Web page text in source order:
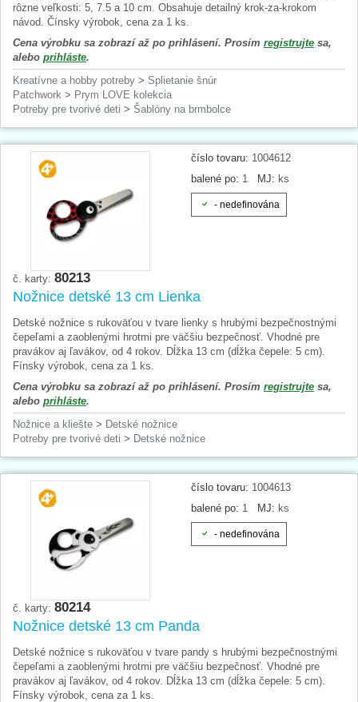
rôzne veľkosti: 5, 7.5 a 10 cm. Obsahuje detailný krok-za-krokom
návod. Čínsky výrobok, cena za 1 ks.
Cena výrobku sa zobrazí až po prihlásení. Prosím registrujte sa,
alebo prihláste.
Kreatívne a hobby potreby > Splietanie šnúr
Patchwork > Prym LOVE kolekcia
Potreby pre tvorivé deti > Šablóny na brmbolce
číslo tovaru: 1004612
balené po: 1 MJ: ks
- nedefinována
č. karty: 80213
Nožnice detské 13 cm Lienka
Detské nožnice s rukoväťou v tvare lienky s hrubými bezpečnostnými
čepeľami a zaoblenými hrotmi pre väčšiu bezpečnosť. Vhodné pre
pravákov aj ľavákov, od 4 rokov. Dĺžka 13 cm (dĺžka čepele: 5 cm).
Fínsky výrobok, cena za 1 ks.
Cena výrobku sa zobrazí až po prihlásení. Prosím registrujte sa,
alebo prihláste.
Nožnice a kliešte > Detské nožnice
Potreby pre tvorivé deti > Detské nožnice
číslo tovaru: 1004613
balené po: 1 MJ: ks
- nedefinována
č. karty: 80214
Nožnice detské 13 cm Panda
Detské nožnice s rukoväťou v tvare pandy s hrubými bezpečnostnými
čepeľami a zaoblenými hrotmi pre väčšiu bezpečnosť. Vhodné pre
pravákov aj ľavákov, od 4 rokov. Dĺžka 13 cm (dĺžka čepele: 5 cm).
Fínsky výrobok, cena za 1 ks.